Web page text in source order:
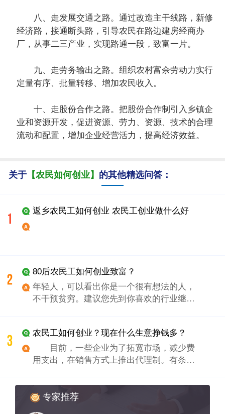
八、走发展交通之路。通过改造主干线路，新修
经济路，接通断头路，引导农民在路边建房经商办
厂，从事二三产业，实现路通一段，致富一片。
九、走劳务输出之路。组织农村富余劳动力实行
定量有序、批量转移、增加农民收入。
十、走股份合作之路。把股份合作制引入乡镇企
业和资源开发，促进资源、劳力、资源、技术的合理
流动和配置，增加企业经营活力，提高经济效益。
关于【农民如何创业】 的其他精选问答：
返乡农民工如何创业 农民工创业做什么好
80后农民工如何创业致富？
年轻人，可以看出你是一个很有想法的人，
不干预贫穷。建议您先到你喜欢的行业继续
人脉全都齐了之后在进行创业。如果资源有
限，你可以开家快餐店或理发店。谢谢
现在农村的土地都比较值钱了，种一些蔬
农民工如何创业？现在什么生意挣钱多？
目前，一些企业为了拓宽市场，减少费
用支出，在销售方式上推出代理制。有条件
销店。现在什么生意挣钱多?代销店合作少，
风险小，一般在确定营业场所之后，企业只
专家推荐